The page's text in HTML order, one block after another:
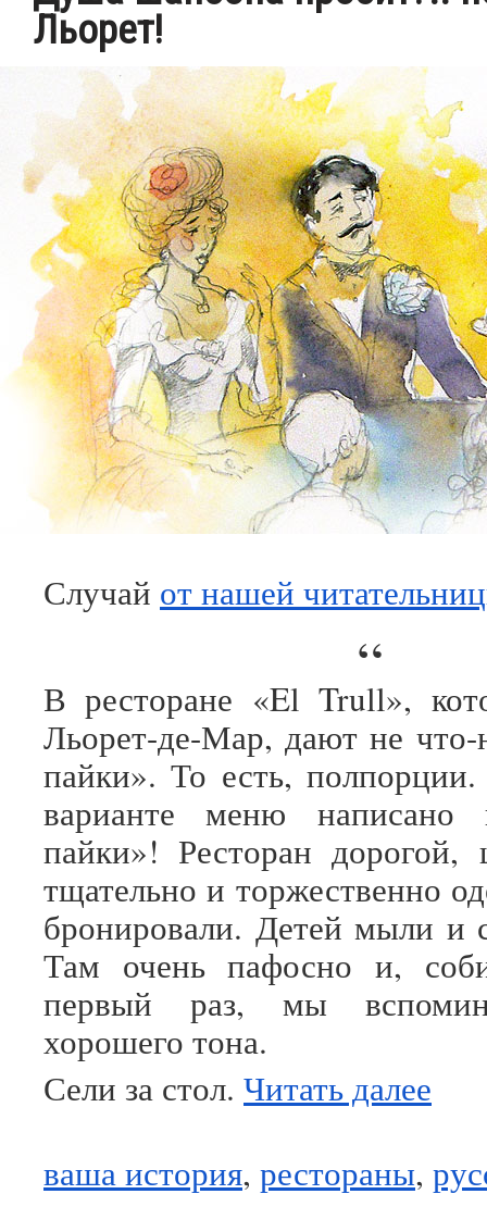
Льорет!
Случай от нашей
“
В ресторане «El Trull»,
Льорет-де-Мар, дают не что-
пайки». То есть,
варианте меню написано
пайки»! Ресторан
тщательно и торжественно
бронировали. Детей мыли и
Там очень пафосно и,
первый раз, мы
хорошего тона.
Сели за стол. Читать далее
ваша история, рестораны,